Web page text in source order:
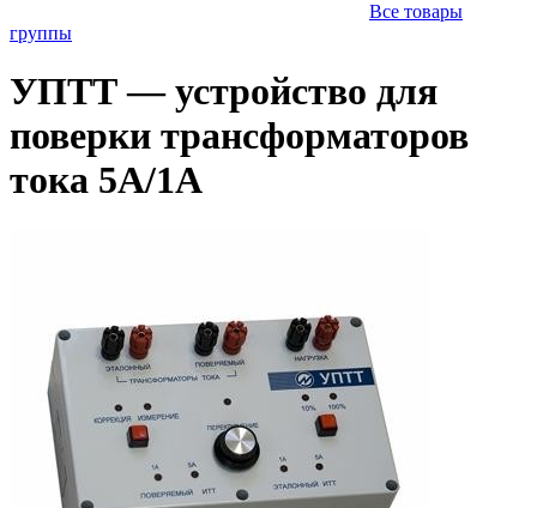
Все товары
группы
УПТТ — устройство для
поверки трансформаторов
тока 5А/1А